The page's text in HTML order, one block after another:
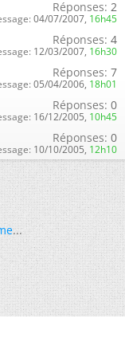
Réponses: 2
04/07/2007, 16h45
Réponses: 4
12/03/2007, 16h30
Réponses: 7
05/04/2006, 18h01
Réponses: 0
16/12/2005, 10h45
Réponses: 0
10/10/2005, 12h10
...